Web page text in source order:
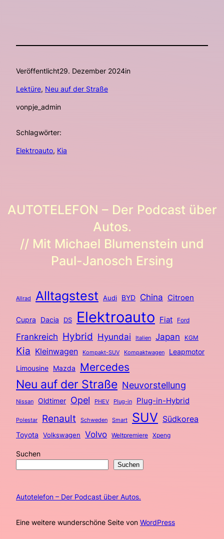
Veröffentlicht29. Dezember 2024in
Lektüre, Neu auf der Straße
vonpje_admin
Schlagwörter:
Elektroauto, Kia
AUTOTELEFON – Der Podcast über
Autos.
// Mit Michael Blumenstein und
Paul-Janosch Ersing
Allrad Alltagstest Audi BYD China Citroen
Cupra Dacia DS Elektroauto Fiat Ford
Frankreich Hybrid Hyundai Italien Japan KGM
Kia Kleinwagen Kompakt-SUV Kompaktwagen Leapmotor
Limousine Mazda Mercedes
Neu auf der Straße Neuvorstellung
Nissan Oldtimer Opel PHEV Plug-in Plug-in-Hybrid
Polestar Renault Schweden Smart SUV Südkorea
Toyota Volkswagen Volvo Weltpremiere Xpeng
Suchen
Suchen
Autotelefon – Der Podcast über Autos.
Eine weitere wunderschöne Seite von WordPress